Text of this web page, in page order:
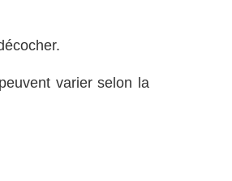
varier selon la